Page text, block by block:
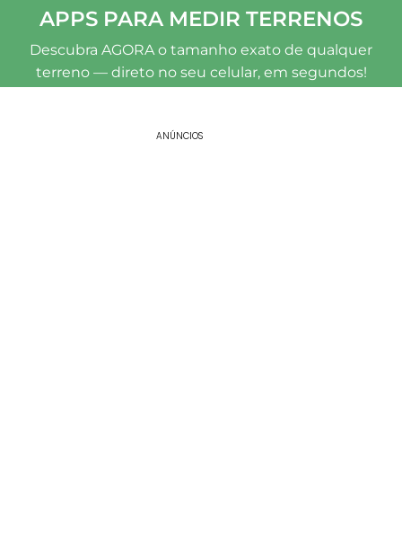
APPS PARA MEDIR TERRENOS
Descubra AGORA o tamanho exato de qualquer
terreno — direto no seu celular, em segundos!
ANÚNCIOS